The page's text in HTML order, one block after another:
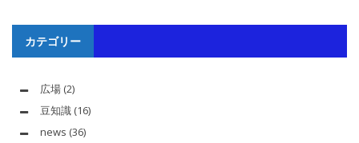
カテゴリー
広場 (2)
豆知識 (16)
news (36)